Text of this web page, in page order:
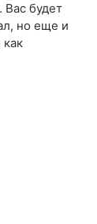
Вас будет
но еще и
как